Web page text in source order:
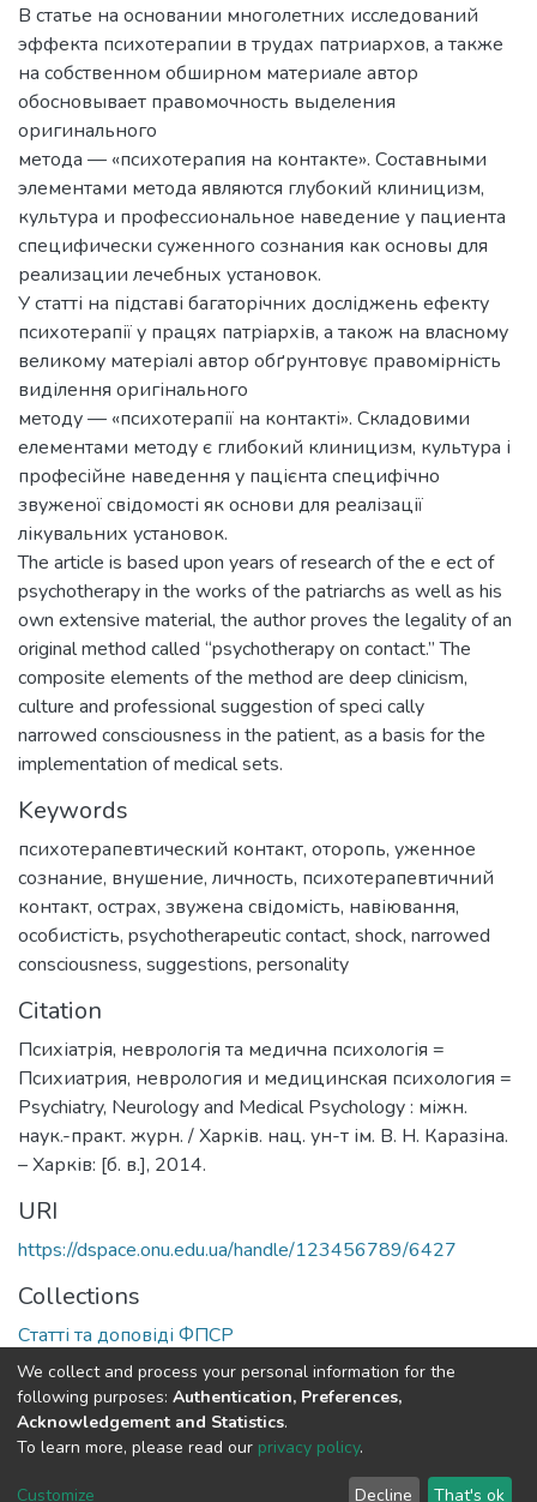
В статье на основании многолетних исследований
эффекта психотерапии в трудах патриархов, а также
на собственном обширном материале автор
обосновывает правомочность выделения
оригинального
метода — «психотерапия на контакте». Составными
элементами метода являются глубокий клиницизм,
культура и профессиональное наведение у пациента
специфически суженного сознания как основы для
реализации лечебных установок.
У статті на підставі багаторічних досліджень ефекту
психотерапії у працях патріархів, а також на власному
великому матеріалі автор обґрунтовує правомірність
виділення оригінального
методу — «психотерапії на контакті». Складовими
елементами методу є глибокий клиницизм, культура і
професійне наведення у пацієнта специфічно
звуженої свідомості як основи для реалізації
лікувальних установок.
The article is based upon years of research of the e ect of
psychotherapy in the works of the patriarchs as well as his
own extensive material, the author proves the legality of an
original method called “psychotherapy on contact.” The
composite elements of the method are deep clinicism,
culture and professional suggestion of speci cally
narrowed consciousness in the patient, as a basis for the
implementation of medical sets.
Keywords
психотерапевтический контакт, оторопь, уженное
сознание, внушение, личность, психотерапевтичний
контакт, острах, звужена свідомість, навіювання,
особистість, psychotherapeutic contact, shock, narrowed
consciousness, suggestions, personality
Citation
Психіатрія, неврологія та медична психологія =
Психиатрия, неврология и медицинская психология =
Psychiatry, Neurology and Medical Psychology : міжн.
наук.-практ. журн. / Харків. нац. ун-т ім. В. Н. Каразіна.
– Харків: [б. в.], 2014.
URI
https://dspace.onu.edu.ua/handle/123456789/6427
Collections
Статті та доповіді ФПСР
Full item page
DSpace software copyright © 2009-2026
Cookie End User Send
We collect and process your personal information for the
following purposes: Authentication, Preferences,
Acknowledgement and Statistics.
To learn more, please read our privacy policy.
Customize Decline That's ok